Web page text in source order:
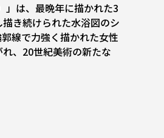
」は、最晩年に描かれた3
き続けられた水浴図のシ
線で力強く描かれた女性
、20世紀美術の新たな